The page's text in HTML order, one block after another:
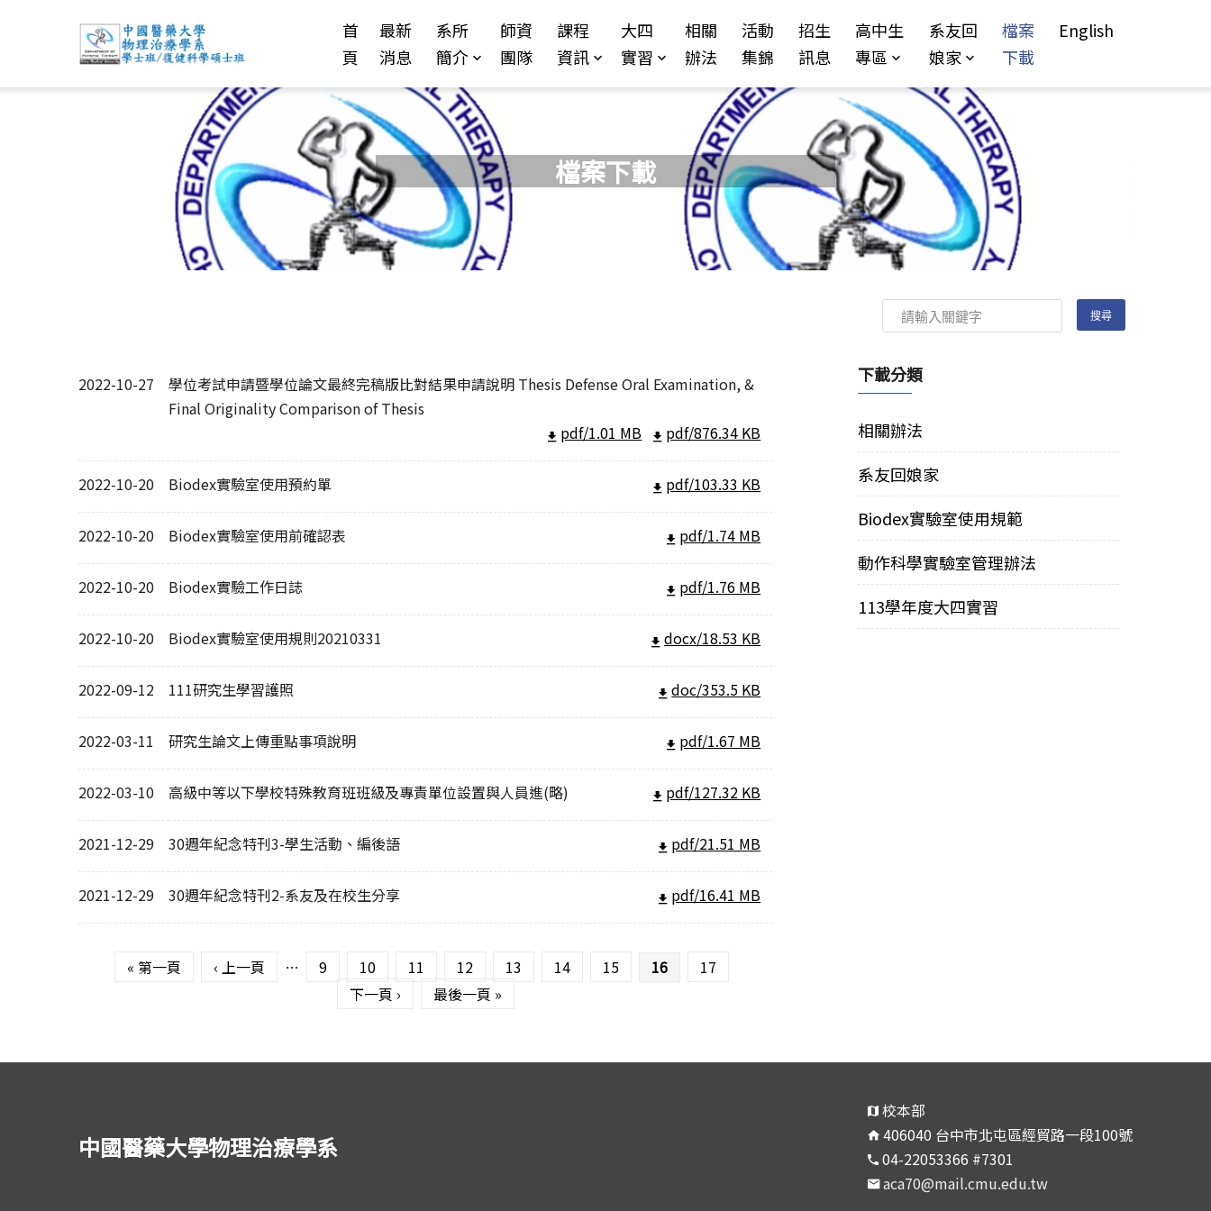
首
頁
最新
消息
系所
簡介
師資
團隊
課程
資訊
大四
實習
相關
辦法
活動
集錦
招生
訊息
高中生
專區
系友回
娘家
檔案
下載
English
檔案下載
2022-10-27
學位考試申請暨學位論文最終完稿版比對結果申請說明 Thesis Defense Oral Examination, &
Final Originality Comparison of Thesis
pdf/1.01 MB
pdf/876.34 KB
2022-10-20 Biodex實驗室使用預約單 pdf/103.33 KB
2022-10-20 Biodex實驗室使用前確認表 pdf/1.74 MB
2022-10-20 Biodex實驗工作日誌 pdf/1.76 MB
2022-10-20 Biodex實驗室使用規則20210331 docx/18.53 KB
2022-09-12 111研究生學習護照 doc/353.5 KB
2022-03-11 研究生論文上傳重點事項說明 pdf/1.67 MB
2022-03-10 高級中等以下學校特殊教育班班級及專責單位設置與人員進(略) pdf/127.32 KB
2021-12-29 30週年紀念特刊3-學生活動、編後語 pdf/21.51 MB
2021-12-29 30週年紀念特刊2-系友及在校生分享 pdf/16.41 MB
« 第一頁 ‹ 上一頁 … 9 10 11 12 13 14 15 16
17
下一頁 ›
最後一頁 »
下載分類
相關辦法
系友回娘家
Biodex實驗室使用規範
動作科學實驗室管理辦法
113學年度大四實習
中國醫藥大學物理治療學系
校本部
406040 台中市北屯區經貿路一段100號
04-22053366 #7301
aca70@mail.cmu.edu.tw